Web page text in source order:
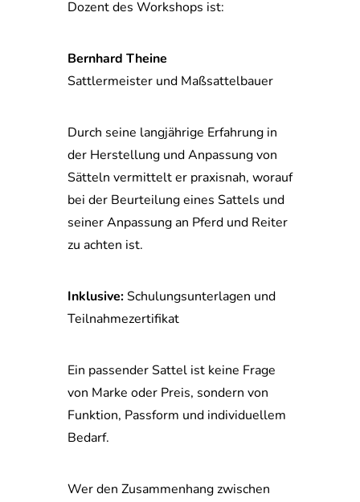
Dozent des Workshops ist:
Bernhard Theine
Sattlermeister und Maßsattelbauer
Durch seine langjährige Erfahrung in
der Herstellung und Anpassung von
Sätteln vermittelt er praxisnah, worauf
bei der Beurteilung eines Sattels und
seiner Anpassung an Pferd und Reiter
zu achten ist.
Inklusive:Schulungsunterlagen und
Teilnahmezertifikat
Ein passender Sattel ist keine Frage
von Marke oder Preis, sondern von
Funktion, Passform und individuellem
Bedarf.
Wer den Zusammenhang zwischen